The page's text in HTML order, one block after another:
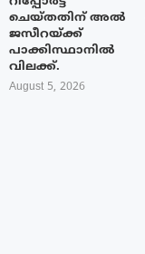
ചെയ്തതിന് അൽ
ജസീറയ്‌ക്ക്
പാക്കിസ്ഥാനിൽ
വിലക്ക്.
August 5, 2026